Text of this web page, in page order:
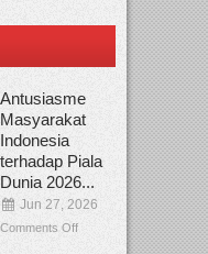
Antusiasme
Masyarakat
Indonesia
terhadap Piala
Dunia 2026...
Jun 27, 2026
Comments Off